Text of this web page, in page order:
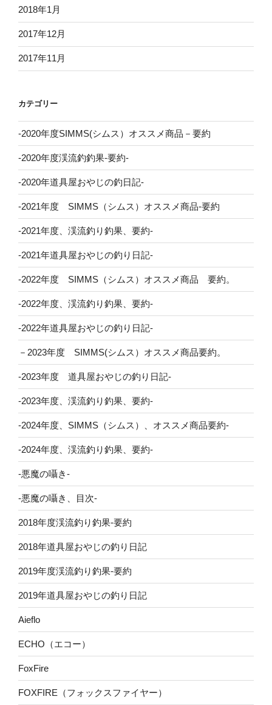
2018年1月
2017年12月
2017年11月
カテゴリー
-2020年度SIMMS(シムス）オススメ商品－要約
-2020年度渓流釣釣果-要約-
-2020年道具屋おやじの釣日記-
-2021年度 SIMMS（シムス）オススメ商品-要約
-2021年度、渓流釣り釣果、要約-
-2021年道具屋おやじの釣り日記-
-2022年度 SIMMS（シムス）オススメ商品 要約。
-2022年度、渓流釣り釣果、要約-
-2022年道具屋おやじの釣り日記-
－2023年度 SIMMS(シムス）オススメ商品要約。
-2023年度 道具屋おやじの釣り日記-
-2023年度、渓流釣り釣果、要約-
-2024年度、SIMMS（シムス）、オススメ商品要約-
-2024年度、渓流釣り釣果、要約-
-悪魔の囁き-
-悪魔の囁き、目次-
2018年度渓流釣り釣果-要約
2018年道具屋おやじの釣り日記
2019年度渓流釣り釣果-要約
2019年道具屋おやじの釣り日記
Aieflo
ECHO（エコー）
FoxFire
FOXFIRE（フォックスファイヤー）